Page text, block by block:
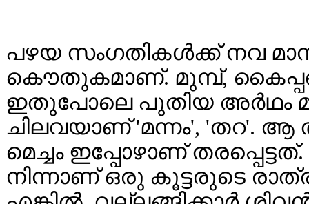
പഴയ സംഗതികൾക്ക് നവ
കൌതുകമാണ്. മുമ്പ്,
ഇതുപോലെ പുതിയ അർഥം
ചിലവയാണ് 'മന്നം', 'തറ'. ആ
മെച്ചം ഇപ്പോഴാണ്
നിന്നാണ് ഒരു കൂട്ടരുടെ